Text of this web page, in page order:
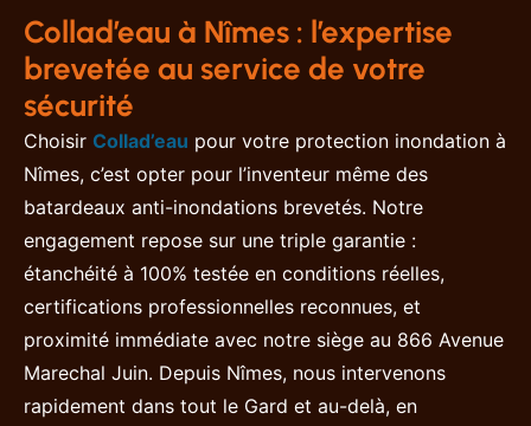
Collad’eau à Nîmes : l’expertise
brevetée au service de votre
sécurité
Choisir Collad’eau pour votre protection inondation à
Nîmes, c’est opter pour l’inventeur même des
batardeaux anti-inondations brevetés. Notre
engagement repose sur une triple garantie :
étanchéité à 100% testée en conditions réelles,
certifications professionnelles reconnues, et
proximité immédiate avec notre siège au 866 Avenue
Marechal Juin. Depuis Nîmes, nous intervenons
rapidement dans tout le Gard et au-delà, en